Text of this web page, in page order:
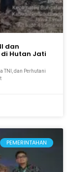
dan
Hutan Jati
TNI, dan Perhutani
PEMERINTAHAN